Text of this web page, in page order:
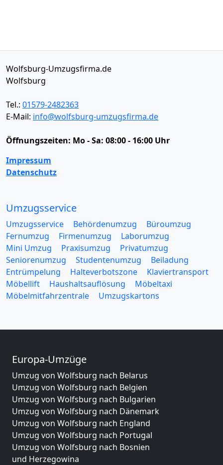
Wolfsburg-Umzugsfirma.de
Wolfsburg
Tel.: 01579-2482363
E-Mail: info@wolfsburg-umzugsfirma.de
Öffnungszeiten: Mo - Sa: 08:00 - 16:00 Uhr
Impressum
Datenschutz
Umzugsservice
Umzugsservice Behördenumzug
Büroumzug
Fernumzug
Firmenumzug
Laborumzug
Mini Umzug
Praxisumzug
Privatumzug
Seniorenumzug
Studentenumzug
Beiladung
Entrümpelung
Halteverbotszone
Klaviertransport
Möbellift
Haushaltsauflösung
Möbeltaxi
Möbelmitfahrzentrale
Umzugskartons
Europa-Umzüge
Umzug von Wolfsburg nach Belarus
Umzug von Wolfsburg nach Belgien
Umzug von Wolfsburg nach Bulgarien
Umzug von Wolfsburg nach Dänemark
Umzug von Wolfsburg nach England
Umzug von Wolfsburg nach Portugal
Umzug von Wolfsburg nach Bosnien
und Herzegowina